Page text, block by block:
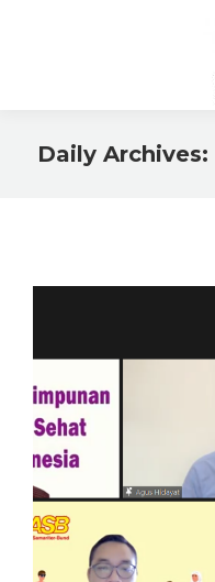
Daily Archives: